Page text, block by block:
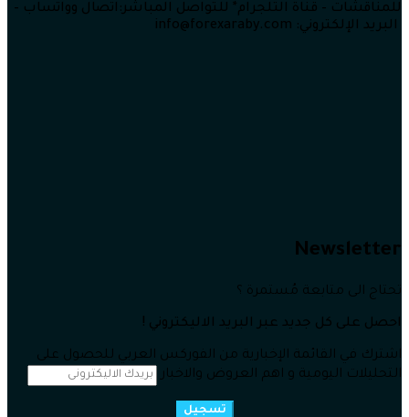
للمناقشات – قناة التلجرام* للتواصل المباشر:اتصال وواتساب –
البريد الإلكتروني: info@forexaraby.com
Newsletter
تحتاج الى متابعة مُستمرة ؟
احصل على كل جديد عبر البريد الاليكتروني !
اشترك في القائمة الإخبارية من الفوركس العربي للحصول على
التحليلات اليومية و اهم العروض والاخبار
تسجيل